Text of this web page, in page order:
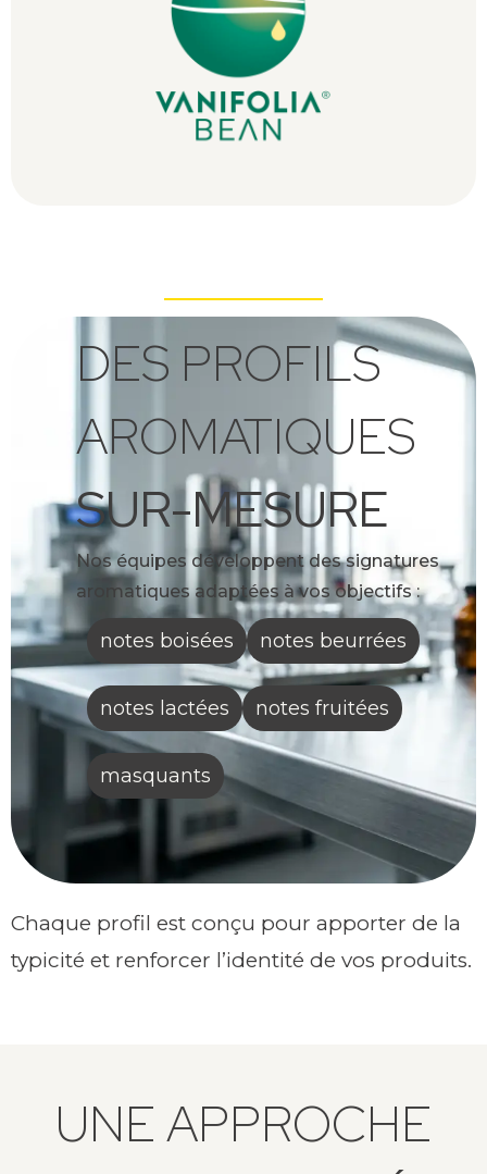
DES PROFILS
AROMATIQUES
SUR-MESURE
Nos équipes développent des signatures
aromatiques adaptées à vos objectifs :
notes boisées notes beurrées
notes lactées notes fruitées
masquants
Chaque profil est conçu pour apporter de la
typicité et renforcer l’identité de vos produits.
UNE APPROCHE